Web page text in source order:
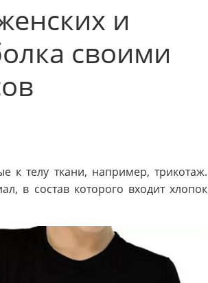
и
своими
к телу ткани, например, трикотаж.
в состав которого входит хлопок